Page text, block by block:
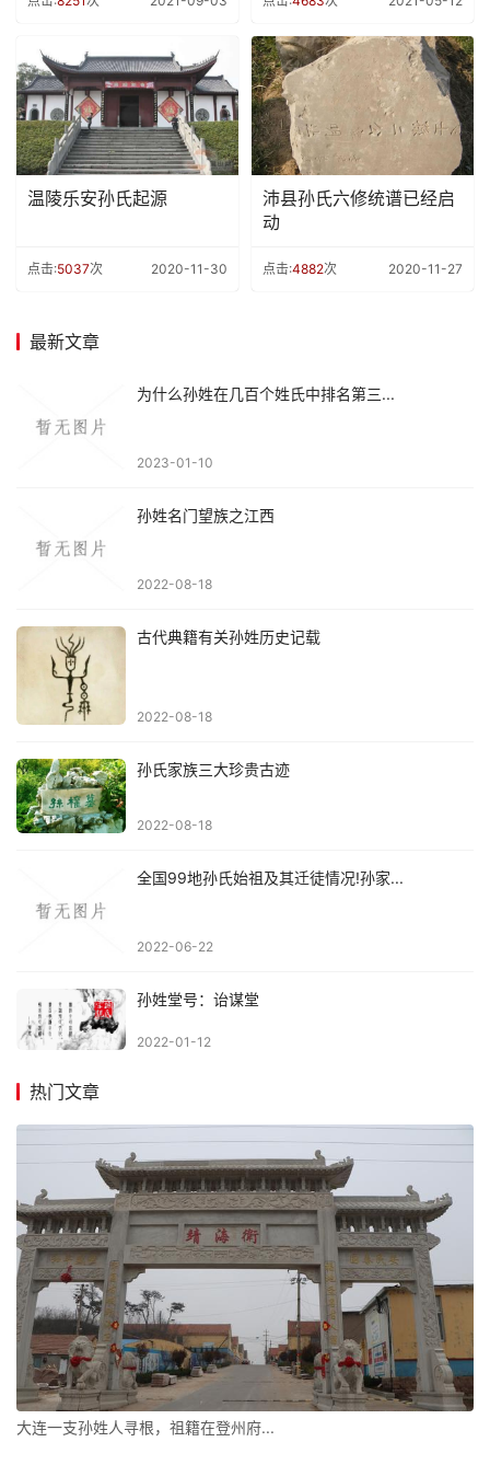
温陵乐安孙氏起源
点击:5037次 2020-11-30
沛县孙氏六修统谱已经启
动
点击:4882次 2020-11-27
最新文章
为什么孙姓在几百个姓氏中排名第三...
2023-01-10
孙姓名门望族之江西
2022-08-18
古代典籍有关孙姓历史记载
2022-08-18
孙氏家族三大珍贵古迹
2022-08-18
全国99地孙氏始祖及其迁徒情况!孙家...
2022-06-22
孙姓堂号：诒谋堂
2022-01-12
热门文章
大连一支孙姓人寻根，祖籍在登州府...